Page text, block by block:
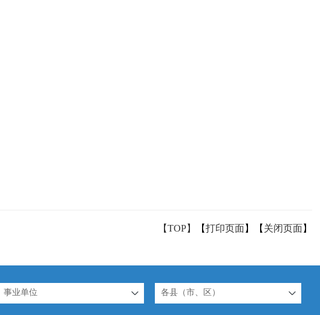
【TOP】 【打印页面】【 关闭页面】
事业单位 各县（市、区）